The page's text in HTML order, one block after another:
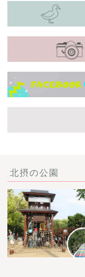
北摂の公園